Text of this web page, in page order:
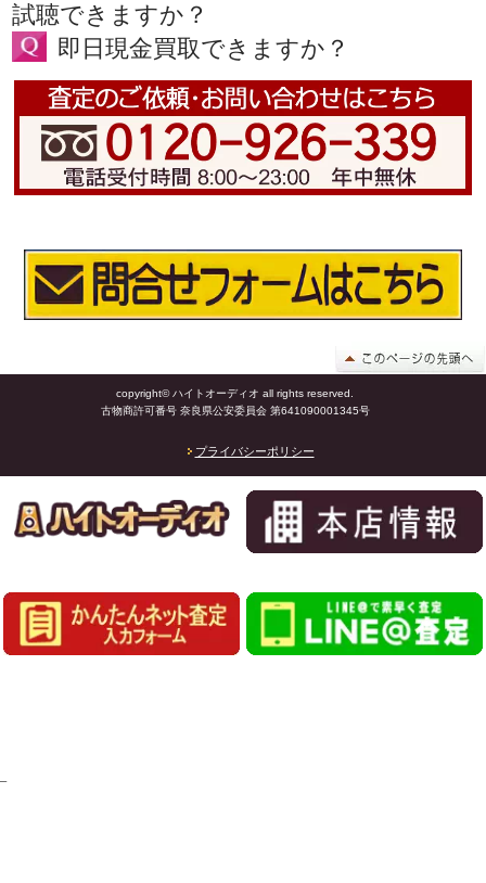
試聴できますか？
即日現金買取できますか？
copyright© ハイトオーディオ all rights reserved.
古物商許可番号 奈良県公安委員会 第641090001345号
プライバシーポリシー